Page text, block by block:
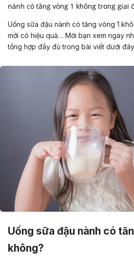
nành có tăng vòng 1 không trong giai
Uống sữa đậu nành có tăng vòng 1
mới có hiệu quả… Mời bạn xem ngay
tổng hợp đầy đủ trong bài viết dưới
Uống sữa đậu nành có
không?